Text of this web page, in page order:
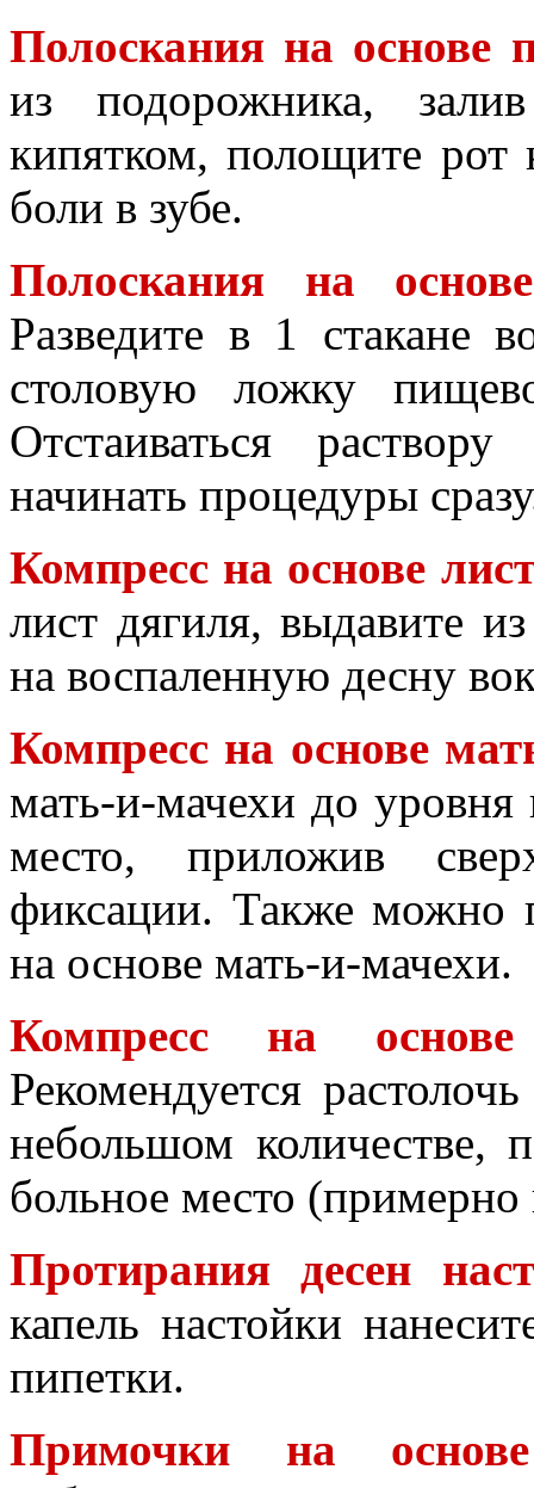
Полоскания на основе
из подорожника,
кипятком, полощите
боли в зубе.
Полоскания на
Разведите в 1 стакане
столовую ложку
Отстаиваться
начинать процедуры
Компресс на основе
лист дягиля, выдавите
на воспаленную десну
Компресс на основе
мать-и-мачехи до
место, приложив
фиксации. Также можно
на основе мать-и-мачехи.
Компресс на
Рекомендуется
небольшом количестве,
больное место
Протирания десен
капель настойки
пипетки.
Примочки на